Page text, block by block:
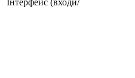
Інтерфейс (входи/